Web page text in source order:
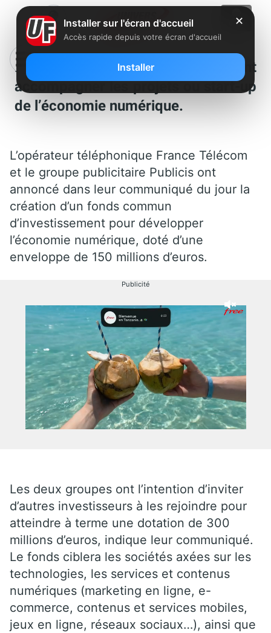
France Télécom et Publicis veulent
accompagner les projets ou start-up
de l’économie numérique.
L’opérateur téléphonique France Télécom
et le groupe publicitaire Publicis ont
annoncé dans leur communiqué du jour la
création d’un fonds commun
d’investissement pour développer
l’économie numérique, doté d’une
enveloppe de 150 millions d’euros.
Publicité
Les deux groupes ont l’intention d’inviter
d’autres investisseurs à les rejoindre pour
atteindre à terme une dotation de 300
millions d’euros, indique leur communiqué.
Le fonds ciblera les sociétés axées sur les
technologies, les services et contenus
numériques (marketing en ligne, e-
commerce, contenus et services mobiles,
jeux en ligne, réseaux sociaux…), ainsi que
✕
Installer sur l'écran d'accueil
Accès rapide depuis votre écran d'accueil
Installer